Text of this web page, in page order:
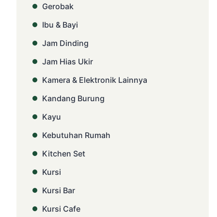
Gerobak
Ibu & Bayi
Jam Dinding
Jam Hias Ukir
Kamera & Elektronik Lainnya
Kandang Burung
Kayu
Kebutuhan Rumah
Kitchen Set
Kursi
Kursi Bar
Kursi Cafe